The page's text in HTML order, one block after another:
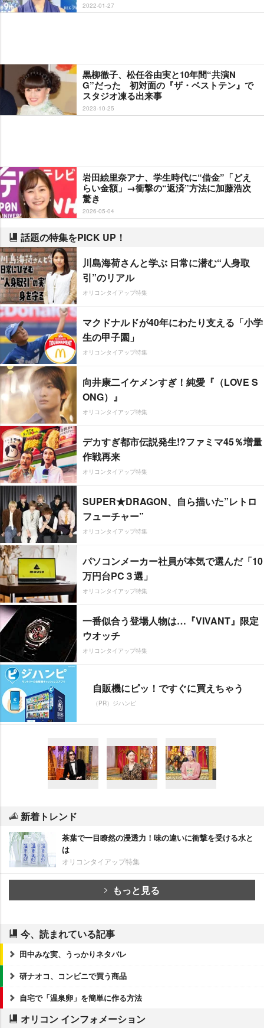
2022-01-27
黒柳徹子、松任谷由実と10年間“共演N
G”だった 初対面の『ザ・ベストテン』で
スタジオ凍る出来事
2023-10-25
田絵里奈アナ、学生時代に“借金”「どえ
らい金額」→衝撃の“返済”方法に加藤浩次
驚き
2026-05-04
話題の特集をPICK UP！
川島海荷さんと学ぶ 日常に潜む“人身取
引”のリアル
オリコンタイアップ特集
マクドナルドが40年にわたり支える「小学
生の甲子園」
オリコンタイアップ特集
向井康二イケメンすぎ！純愛『（LOVE S
ONG）』
オリコンタイアップ特集
デカすぎ都市伝説発生!?ファミマ45％増量
作戦再来
オリコンタイアップ特集
SUPER★DRAGON、自ら描いた”レトロ
フューチャー”
オリコンタイアップ特集
パソコンメーカー社員が本気で選んだ「10
万円台PC３選」
オリコンタイアップ特集
一番似合う登場人物は…『VIVANT』限定
ウオッチ
オリコンタイアップ特集
自販機にピッ！ですぐに買えちゃう
（PR）ジハンピ
新着トレンド
茶葉で一目瞭然の浸透力！味の違いに衝撃を受ける水と
は
オリコンタイアップ特集
もっと見る
今、読まれている記事
田中みな実、うっかりネタバレ
研ナオコ、コンビニで買う商品
自宅で「温泉卵」を簡単に作る方法
オリコン インフォメーション